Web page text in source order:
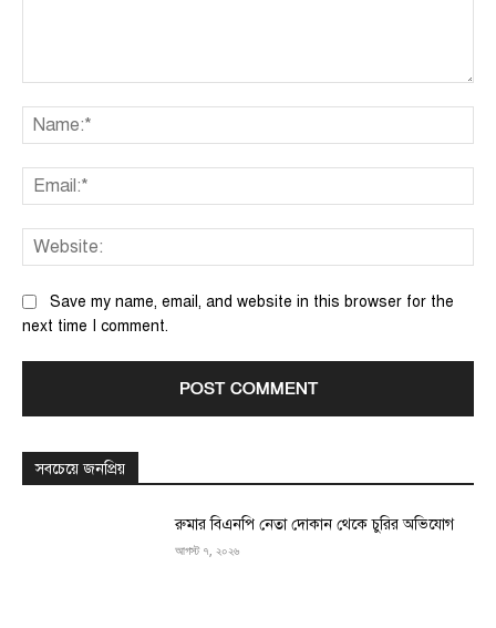
Save my name, email, and website in this browser for the
next time I comment.
সবচেয়ে জনপ্রিয়
রুমার বিএনপি নেতা দোকান থেকে চুরির অভিযোগ
আগস্ট ৭, ২০২৬